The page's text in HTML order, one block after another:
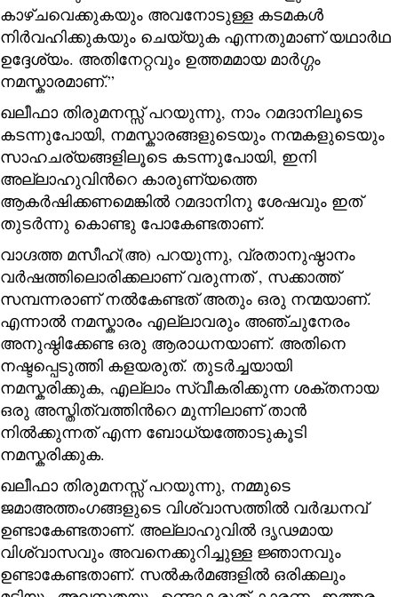
കാഴ്ചവെക്കുകയും അവനോടുള്ള കടമകൾ
നിർവഹിക്കുകയും ചെയ്യുക എന്നതുമാണ് യഥാർഥ
ഉദ്ദേശ്യം. അതിനേറ്റവും ഉത്തമമായ മാർഗ്ഗം
നമസ്കാരമാണ്.”
ഖലീഫാ തിരുമനസ്സ് പറയുന്നു, നാം റമദാനിലൂടെ
കടന്നുപോയി, നമസ്കാരങ്ങളുടെയും നന്മകളുടെയും
സാഹചര്യങ്ങളിലൂടെ കടന്നുപോയി, ഇനി
അല്ലാഹുവിന്‍റെ കാരുണ്യത്തെ
ആകർഷിക്കണമെങ്കിൽ റമദാനിനു ശേഷവും ഇത്
തുടർന്നു കൊണ്ടു പോകേണ്ടതാണ്.
വാഗ്ദത്ത മസീഹ്(അ) പറയുന്നു, വ്രതാനുഷ്ഠാനം
വർഷത്തിലൊരിക്കലാണ് വരുന്നത് , സക്കാത്ത്
സമ്പന്നരാണ് നൽകേണ്ടത് അതും ഒരു നന്മയാണ്.
എന്നാൽ നമസ്കാരം എല്ലാവരും അഞ്ചുനേരം
അനുഷ്ഠിക്കേണ്ട ഒരു ആരാധനയാണ്. അതിനെ
നഷ്ടപ്പെടുത്തി കളയരുത്. തുടർച്ചയായി
നമസ്കരിക്കുക, എല്ലാം സ്വീകരിക്കുന്ന ശക്തനായ
ഒരു അസ്തിത്വത്തിന്‍റെ മുന്നിലാണ് താൻ
നിൽക്കുന്നത് എന്ന ബോധ്യത്തോടുകൂടി
നമസ്കരിക്കുക.
ഖലീഫാ തിരുമനസ്സ് പറയുന്നു, നമ്മുടെ
ജമാഅത്തംഗങ്ങളുടെ വിശ്വാസത്തിൽ വർദ്ധനവ്
ഉണ്ടാകേണ്ടതാണ്. അല്ലാഹുവിൽ ദൃഢമായ
വിശ്വാസവും അവനെക്കുറിച്ചുള്ള ജ്ഞാനവും
ഉണ്ടാകേണ്ടതാണ്. സൽകർമങ്ങളിൽ ഒരിക്കലും